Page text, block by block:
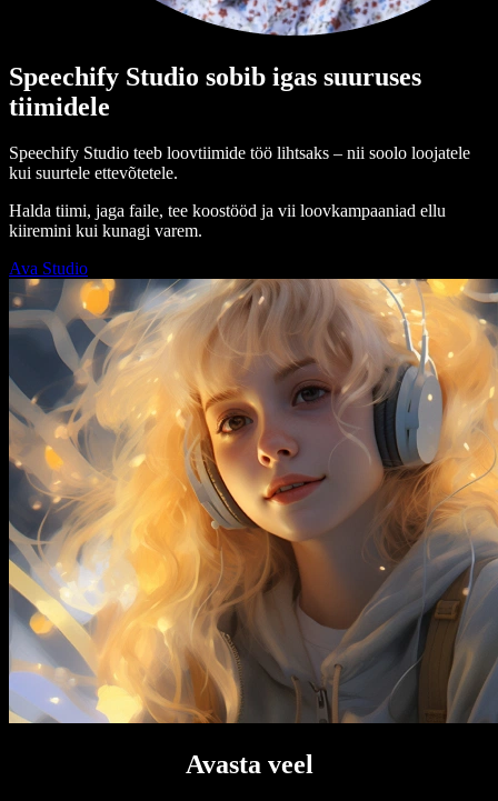
Speechify Studio sobib igas suuruses
tiimidele
Speechify Studio teeb loovtiimide töö lihtsaks – nii soolo loojatele
kui suurtele ettevõtetele.
Halda tiimi, jaga faile, tee koostööd ja vii loovkampaaniad ellu
kiiremini kui kunagi varem.
Ava Studio
Avasta veel